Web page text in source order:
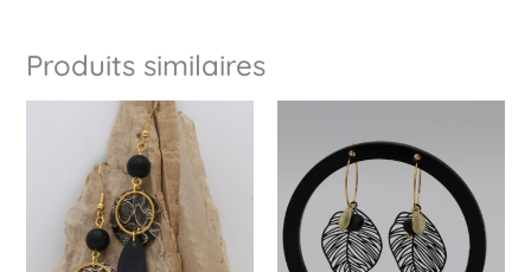
Produits similaires